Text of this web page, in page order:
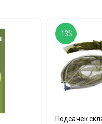
Подсачек
-13%